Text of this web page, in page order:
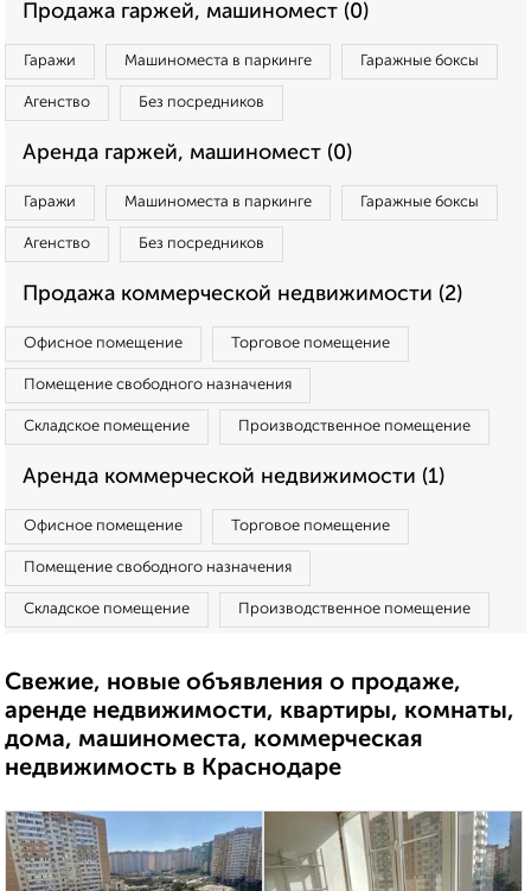
Продажа гаржей, машиномест (0)
Гаражи Машиноместа в паркинге Гаражные боксы
Агенство Без посредников
Аренда гаржей, машиномест (0)
Гаражи Машиноместа в паркинге Гаражные боксы
Агенство Без посредников
Продажа коммерческой недвижимости (2)
Офисное помещение Торговое помещение
Помещение свободного назначения
Складское помещение Производственное помещение
Аренда коммерческой недвижимости (1)
Офисное помещение Торговое помещение
Помещение свободного назначения
Складское помещение Производственное помещение
Свежие, новые объявления о продаже,
аренде недвижимости, квартиры, комнаты,
дома, машиноместа, коммерческая
недвижимость в Краснодаре